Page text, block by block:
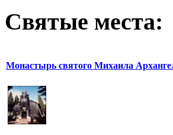
Святые места:
Монастырь святого Михаила